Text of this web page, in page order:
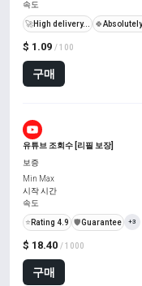
$ 1.09 / 100
구매
속도
🚀High delivery... 🍀
유튜브 조회수 [리필 보장]
$ 18.40 / 1000
구매
보증
Min Max
시작 시간
속도
⭐ Rating 4.9 ️🛡️Guarantee +3